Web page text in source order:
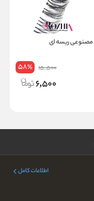
مصنوعی ریسه ای
15,500
58%
6,500
اطلاعات کامل